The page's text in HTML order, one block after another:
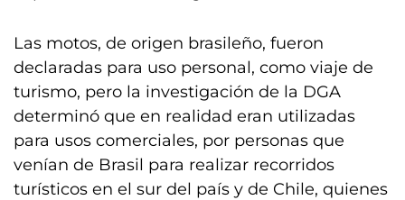
Las motos, de origen brasileño, fueron
declaradas para uso personal, como viaje de
turismo, pero la investigación de la DGA
determinó que en realidad eran utilizadas
para usos comerciales, por personas que
venían de Brasil para realizar recorridos
turísticos en el sur del país y de Chile, quienes